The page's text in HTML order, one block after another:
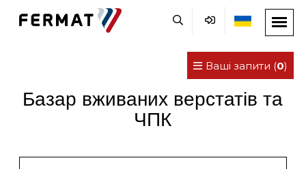
Ваші запити (0)
Базар вживаних верстатів та
ЧПК